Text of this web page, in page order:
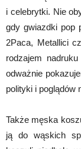
i celebrytki. Nie
gdy gwiazdki pop
2Paca, Metallici
rodzajem
odważnie
polityki i poglądów
Także męska
ją do wąskich